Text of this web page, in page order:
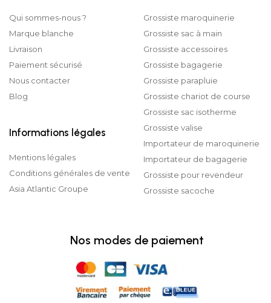
Qui sommes-nous ?
Marque blanche
Livraison
Paiement sécurisé
Nous contacter
Blog
Informations légales
Mentions légales
Conditions générales de vente
Asia Atlantic Groupe
Grossiste maroquinerie
Grossiste sac à main
Grossiste accessoires
Grossiste bagagerie
Grossiste parapluie
Grossiste chariot de course
Grossiste sac isotherme
Grossiste valise
Importateur de maroquinerie
Importateur de bagagerie
Grossiste pour revendeur
Grossiste sacoche
Nos modes de paiement